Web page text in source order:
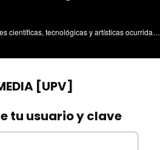
Divulgación de las actividades científicas, tecnológicas y artísticas ocurridas en los tres campus de la UPV